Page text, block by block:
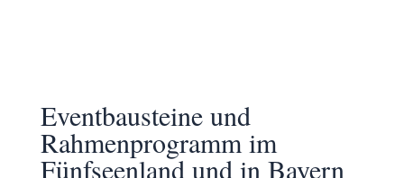
Eventbausteine und
Rahmenprogramm im
Fünfseenland und in Bayern